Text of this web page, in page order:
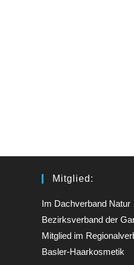
Mitglied:
Im Dachverband Natur
Bezirksverband der
Mitglied im
Basler-Haarkosmetik